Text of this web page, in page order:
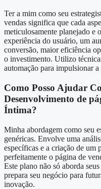
Ter a mim como seu
vendas significa que cada
meticulosamente planejado e
experiência do usuário, um
conversão, maior eficiência
o investimento. Utilizo
automação para impulsionar
Como Posso Ajudar
Desenvolvimento de
Íntima?
Minha abordagem como seu
genéricas. Envolve uma
específicas e a criação de um
perfeitamente o página de
Este plano não só aborda
prepara seu negócio para
inovação.